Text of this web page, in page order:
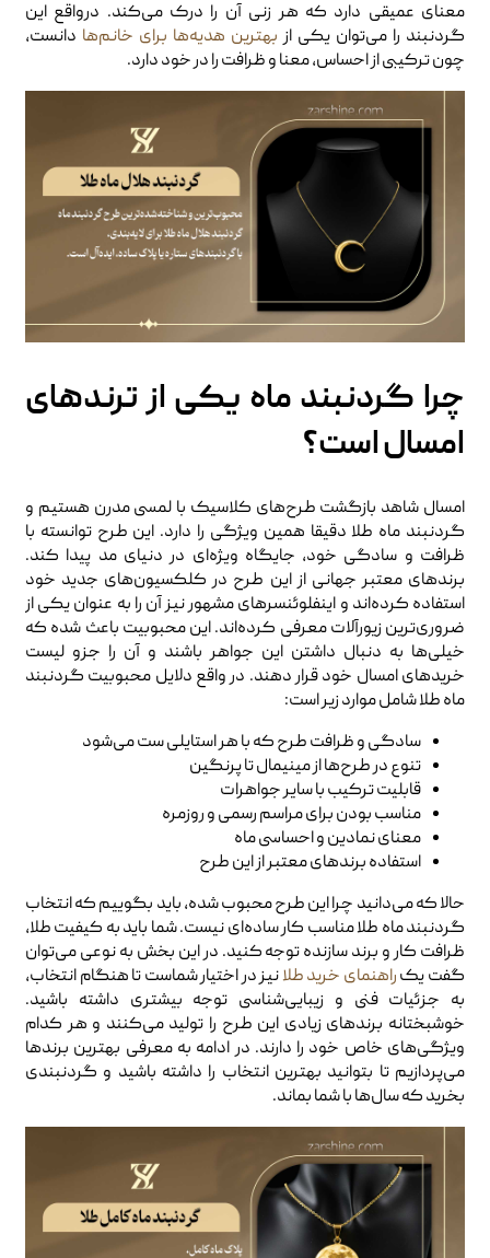
معنای عمیقی دارد که هر زنی آن را درک می‌کند. درواقع این
گردنبند را می‌توان یکی از بهترین هدیه‌ها برای خانم‌ها دانست،
چون ترکیبی از احساس، معنا و ظرافت را در خود دارد.
چرا گردنبند ماه یکی از ترندهای
امسال است؟
امسال شاهد بازگشت طرح‌های کلاسیک با لمسی مدرن هستیم و
گردنبند ماه طلا دقیقا همین ویژگی را دارد. این طرح توانسته با
ظرافت و سادگی خود، جایگاه ویژه‌ای در دنیای مد پیدا کند.
برندهای معتبر جهانی از این طرح در کلکسیون‌های جدید خود
استفاده کرده‌اند و اینفلوئنسرهای مشهور نیز آن را به عنوان یکی از
ضروری‌ترین زیورآلات معرفی کرده‌اند. این محبوبیت باعث شده که
خیلی‌ها به دنبال داشتن این جواهر باشند و آن را جزو لیست
خریدهای امسال خود قرار دهند. در واقع دلایل محبوبیت گردنبند
ماه طلا شامل موارد زیر است:
سادگی و ظرافت طرح که با هر استایلی ست می‌شود
تنوع در طرح‌ها از مینیمال تا پرنگین
قابلیت ترکیب با سایر جواهرات
مناسب بودن برای مراسم رسمی و روزمره
معنای نمادین و احساسی ماه
استفاده برندهای معتبر از این طرح
حالا که می‌دانید چرا این طرح محبوب شده، باید بگوییم که انتخاب
گردنبند ماه طلا مناسب کار ساده‌ای نیست. شما باید به کیفیت طلا،
ظرافت کار و برند سازنده توجه کنید. در این بخش به نوعی می‌توان
گفت یکراهنمای خرید طلانیز در اختیار شماست تا هنگام انتخاب،
به جزئیات فنی و زیبایی‌شناسی توجه بیشتری داشته باشید.
خوشبختانه برندهای زیادی این طرح را تولید می‌کنند و هر کدام
ویژگی‌های خاص خود را دارند. در ادامه به معرفی بهترین برندها
می‌پردازیم تا بتوانید بهترین انتخاب را داشته باشید و گردنبندی
بخرید که سال‌ها با شما بماند.